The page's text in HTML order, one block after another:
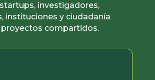
investigadores,
instituciones y ciudadanía
proyectos compartidos.